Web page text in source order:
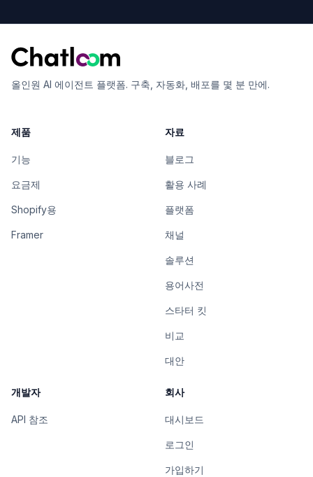
올인원 AI 에이전트 플랫폼. 구축, 자동화, 배포를 몇 분 만에.
제품
기능
요금제
Shopify용
Framer
자료
블로그
활용 사례
플랫폼
채널
솔루션
용어사전
스타터 킷
비교
대안
개발자
API 참조
회사
대시보드
로그인
가입하기